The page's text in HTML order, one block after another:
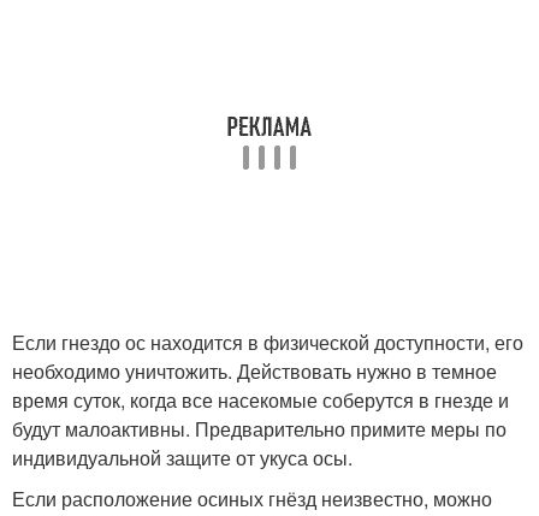
Если гнездо ос находится в физической доступности, его
необходимо уничтожить. Действовать нужно в темное
время суток, когда все насекомые соберутся в гнезде и
будут малоактивны. Предварительно примите меры по
индивидуальной защите от укуса осы.
Если расположение осиных гнёзд неизвестно, можно